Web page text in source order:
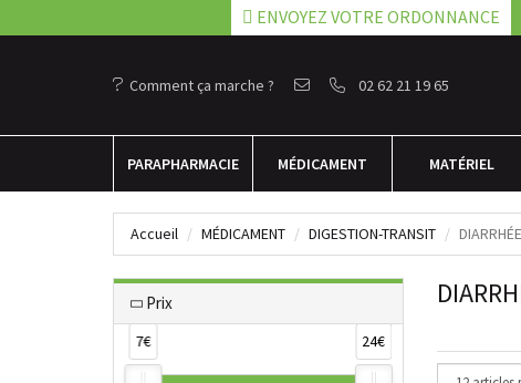
ENVOYEZ VOTRE ORDONNANCE
Comment ça marche ? 02 62 21 19 65
PARAPHARMACIE MÉDICAMENT MATÉRIEL
Accueil MÉDICAMENT DIGESTION-TRANSIT DIARRHÉE
Prix
7€ 24€